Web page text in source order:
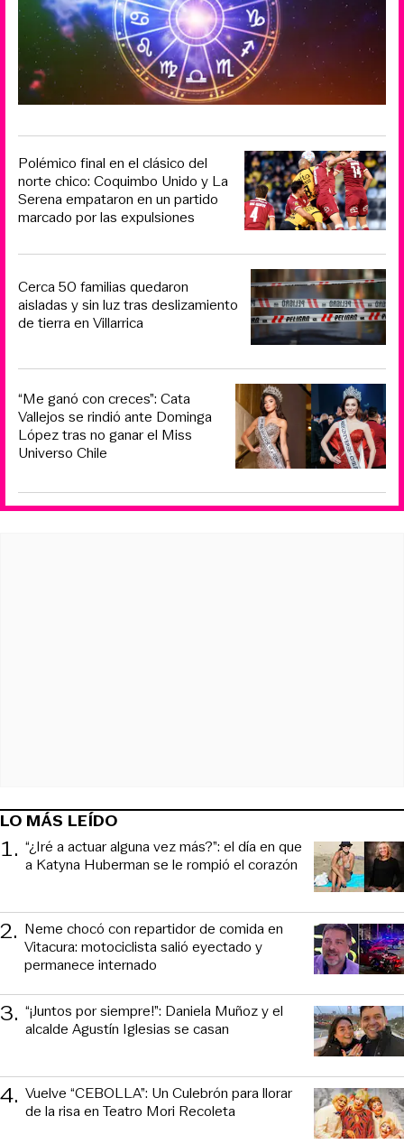
Polémico final en el clásico del
norte chico: Coquimbo Unido y La
Serena empataron en un partido
marcado por las expulsiones
Cerca 50 familias quedaron
aisladas y sin luz tras deslizamiento
de tierra en Villarrica
“Me ganó con creces”: Cata
Vallejos se rindió ante Dominga
López tras no ganar el Miss
Universo Chile
LO MÁS LEÍDO
1. “¿Iré a actuar alguna vez más?”: el día en que
a Katyna Huberman se le rompió el corazón
2. Neme chocó con repartidor de comida en
Vitacura: motociclista salió eyectado y
permanece internado
3. “¡Juntos por siempre!”: Daniela Muñoz y el
alcalde Agustín Iglesias se casan
4. Vuelve “CEBOLLA”: Un Culebrón para llorar
de la risa en Teatro Mori Recoleta